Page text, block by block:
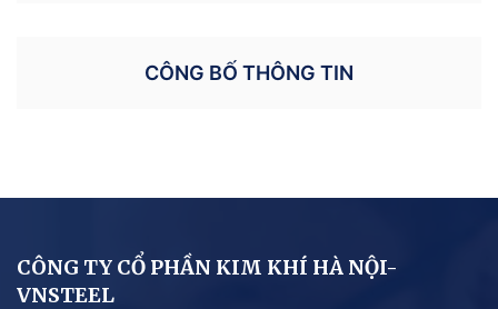
CÔNG BỐ THÔNG TIN
CÔNG TY CỔ PHẦN KIM KHÍ HÀ NỘI-
VNSTEEL